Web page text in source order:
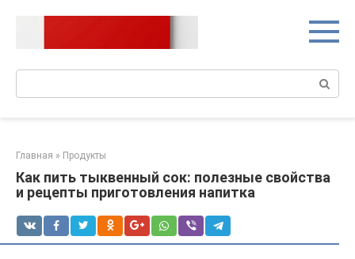
Главная » Продукты
Как пить тыквенный сок: полезные свойства
и рецепты приготовления напитка